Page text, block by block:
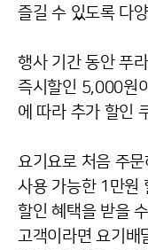
즐길 수 있도록 다
행사 기간 동안 푸
즉시할인 5,000원
에 따라 추가 할인
요기요로 처음 주
사용 가능한 1만원
할인 혜택을 받을
고객이라면 요기